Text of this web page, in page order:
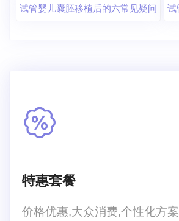
试管婴儿囊胚移植后的六常见疑问 试
特惠套餐
价格优惠,大众消费,个性化方案